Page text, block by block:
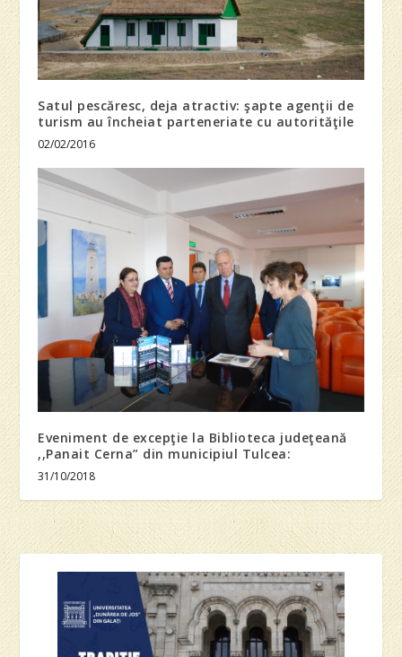
Satul pescăresc, deja atractiv: şapte agenţii de
turism au încheiat parteneriate cu autorităţile
02/02/2016
Eveniment de excepţie la Biblioteca judeţeană
,,Panait Cerna” din municipiul Tulcea:
31/10/2018